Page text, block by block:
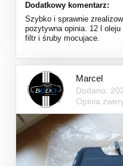
Dodatkowy komentarz:
Szybko i sprawnie
pozytywna opinia. 12 l
filtr i śruby mocujace.
Marcel
Dodano:
Opinia